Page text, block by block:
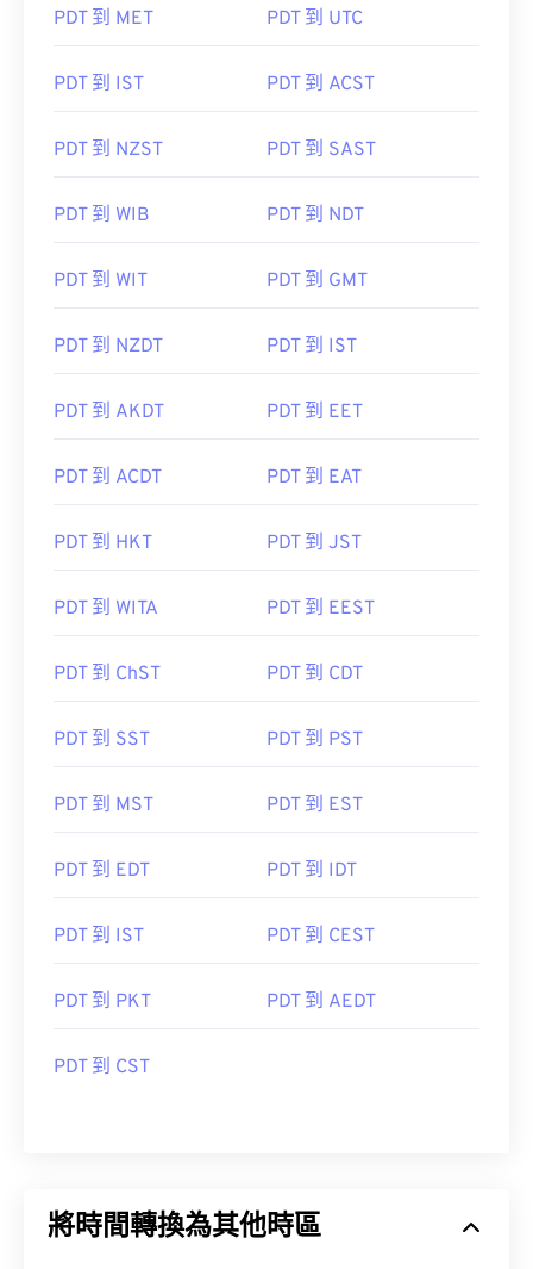
PDT 到 MET PDT 到 UTC
PDT 到 IST PDT 到 ACST
PDT 到 NZST PDT 到 SAST
PDT 到 WIB PDT 到 NDT
PDT 到 WIT PDT 到 GMT
PDT 到 NZDT PDT 到 IST
PDT 到 AKDT PDT 到 EET
PDT 到 ACDT PDT 到 EAT
PDT 到 HKT PDT 到 JST
PDT 到 WITA PDT 到 EEST
PDT 到 ChST PDT 到 CDT
PDT 到 SST PDT 到 PST
PDT 到 MST PDT 到 EST
PDT 到 EDT PDT 到 IDT
PDT 到 IST PDT 到 CEST
PDT 到 PKT PDT 到 AEDT
PDT 到 CST
將時間轉換為其他時區